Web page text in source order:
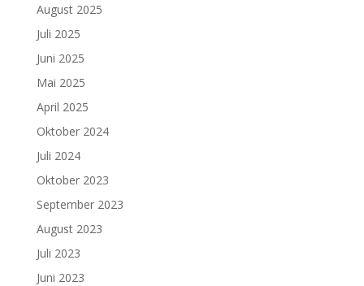
August 2025
Juli 2025
Juni 2025
Mai 2025
April 2025
Oktober 2024
Juli 2024
Oktober 2023
September 2023
August 2023
Juli 2023
Juni 2023